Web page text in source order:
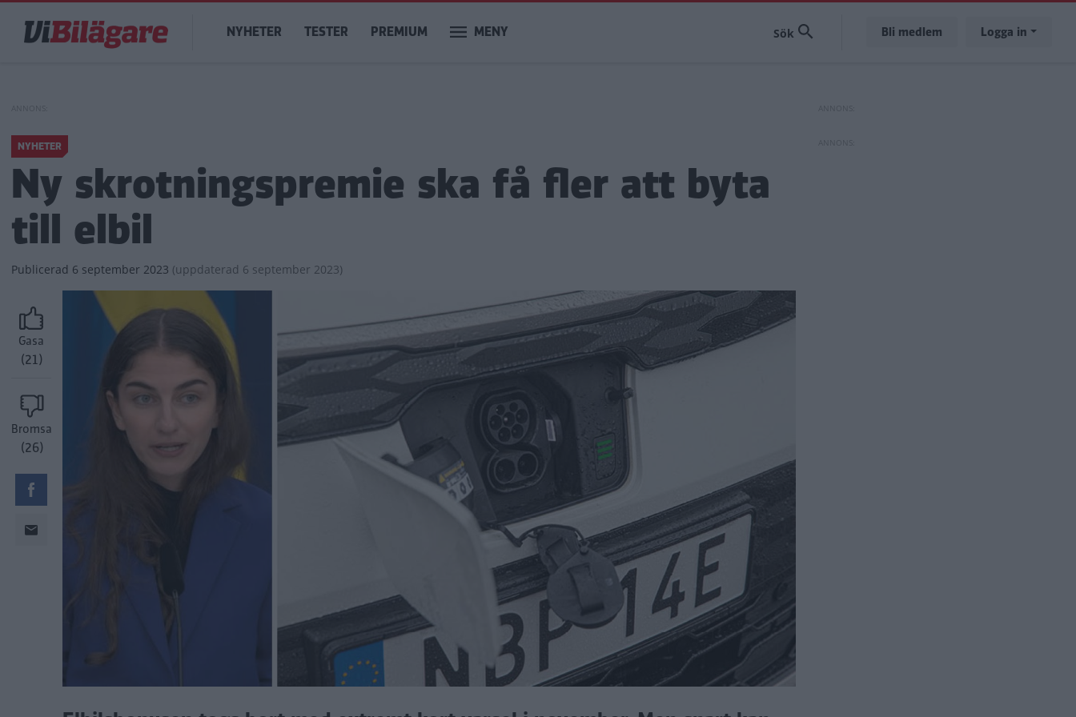
huvudinnehåll
Main
navigation
NYHETER TESTER PREMIUM MENY Bli medlem Logga in
NYHETER
Ny skrotningspremie ska få fler att byta
till elbil
Publicerad 6 september 2023 (uppdaterad 6 september 2023)
Gasa
(21)
Bromsa
(26)